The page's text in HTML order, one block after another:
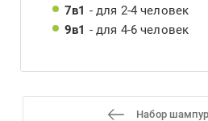
7в1 - для 2-4 человек
9в1 - для 4-6 человек
Набор